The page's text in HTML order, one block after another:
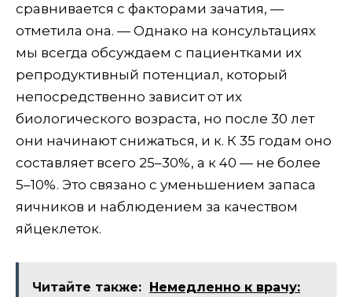
сравнивается с факторами зачатия, —
отметила она. — Однако на консультациях
мы всегда обсуждаем с пациентками их
репродуктивный потенциал, который
непосредственно зависит от их
биологического возраста, но после 30 лет
они начинают снижаться, и к. К 35 годам оно
составляет всего 25–30%, а к 40 — не более
5–10%. Это связано с уменьшением запаса
яичников и наблюдением за качеством
яйцеклеток.
Читайте также:
Немедленно к врачу: